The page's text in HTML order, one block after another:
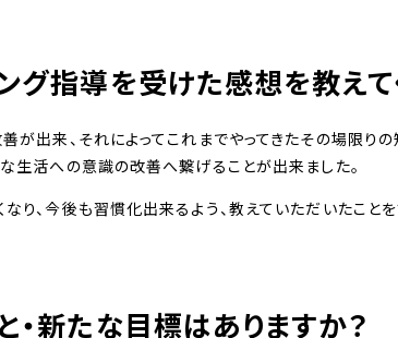
グ指導を受けた感想を教えて
が出来、それによってこれまでやってきたその場限り
生活への意識の改善へ繋げることが出来ました。
り、今後も習慣化出来るよう、教えていただいたこと
新たな目標はありますか？